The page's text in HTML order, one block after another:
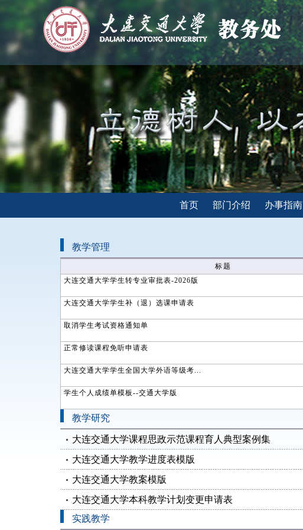
首页 部门介绍 办事指南
教学管理
标题
大连交通大学学生转专业审批表-2026版
大连交通大学学生补（退）选课申请表
取消学生考试资格通知单
正常修读课程免听申请表
大连交通大学学生全国大学外语等级考...
学生个人成绩单模板--交通大学版
教学研究
大连交通大学课程思政示范课程育人典型案例集
大连交通大学教学进度表模版
大连交通大学教案模版
大连交通大学本科教学计划变更申请表
实践教学